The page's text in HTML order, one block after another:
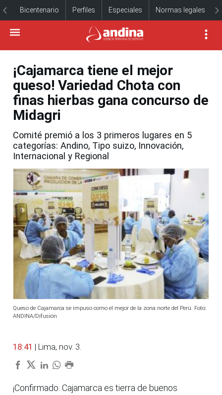
Bicentenario Perfiles Especiales Normas legales
¡Cajamarca tiene el mejor
queso! Variedad Chota con
finas hierbas gana concurso de
Midagri
Comité premió a los 3 primeros lugares en 5
categorías: Andino, Tipo suizo, Innovación,
Internacional y Regional
Queso de Cajamarca se impuso como el mejor de la zona norte del Perú. Foto:
ANDINA/Difusión
18:41 | Lima, nov. 3.
¡Confirmado: Cajamarca es tierra de buenos